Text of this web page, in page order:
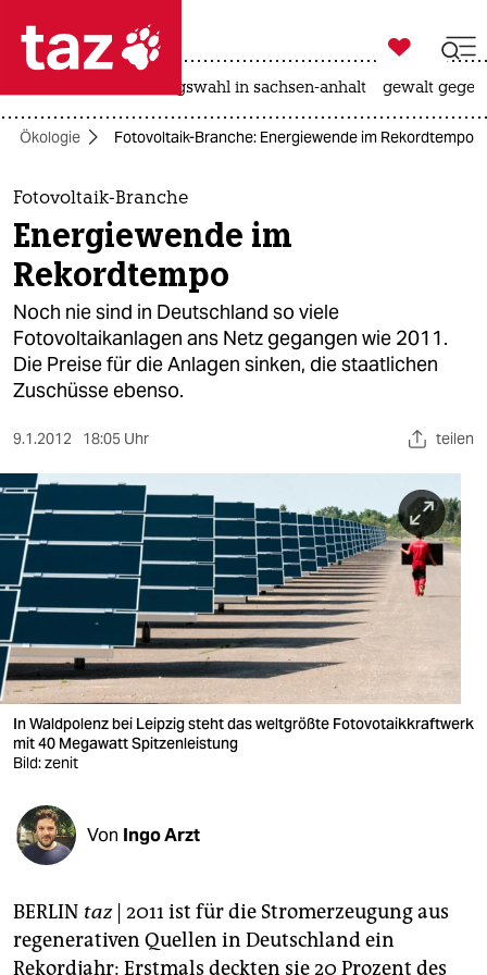
 taz zahl ich
taz zahl ich
themen
politik
öko
gesellschaft
kultur
sport
berlin
nord
wahrheit
verlag
verlag
veranstaltungen
shop
fragen & hilfe
unterstützen
genossenschaft

taz zahl ich
landtagswahl in sachsen-anhalt gewalt
Ökologie Fotovoltaik-Branche: Energiewende im Rekordtempo
Fotovoltaik-Branche
Energiewende im
Rekordtempo
Noch nie sind in Deutschland so viele
Fotovoltaikanlagen ans Netz gegangen wie 2011.
Die Preise für die Anlagen sinken, die staatlichen
Zuschüsse ebenso.
9.1.2012 18:05 Uhr teilen
In Waldpolenz bei Leipzig steht das weltgrößte Fotovotaikkraftwerk
mit 40 Megawatt Spitzenleistung
Bild: zenit
Von Ingo Arzt
BERLIN taz | 2011 ist für die Stromerzeugung aus
regenerativen Quellen in Deutschland ein
Rekordjahr: Erstmals deckten sie 20 Prozent des